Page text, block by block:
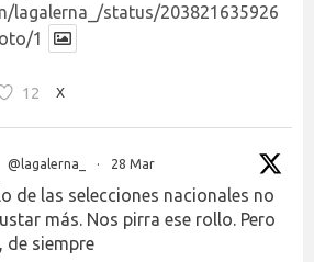
lagalerna_/status/203821635926
1
12 X
@lagalerna_ · 28 Mar
de las selecciones nacionales no
más. Nos pirra ese rollo. Pero
de siempre